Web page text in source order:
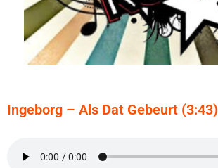
Ingeborg – Als Dat Gebeurt (3:43)